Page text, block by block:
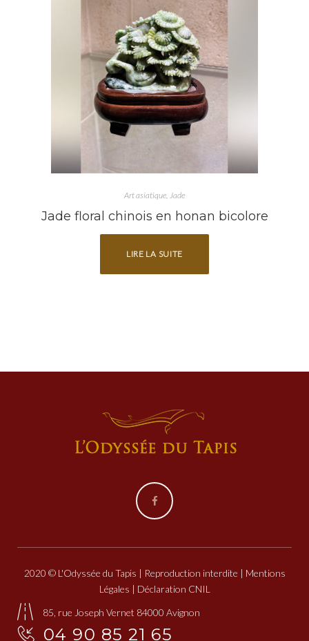
Art asiatique Jade
Jade floral chinois en honan bicolore
LIRE LA SUITE
2020 © L'Odyssée du Tapis | Reproduction interdite | Mentions
Légales | Déclaration CNIL
85, rue Joseph Vernet 84000 Avignon
04 90 85 21 65